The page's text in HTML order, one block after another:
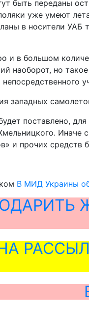
быть переданы
уже умеют
в носители
и в большом
наоборот, но
западных
поставлено,
Иначе
и прочих средств
В МИД Украины